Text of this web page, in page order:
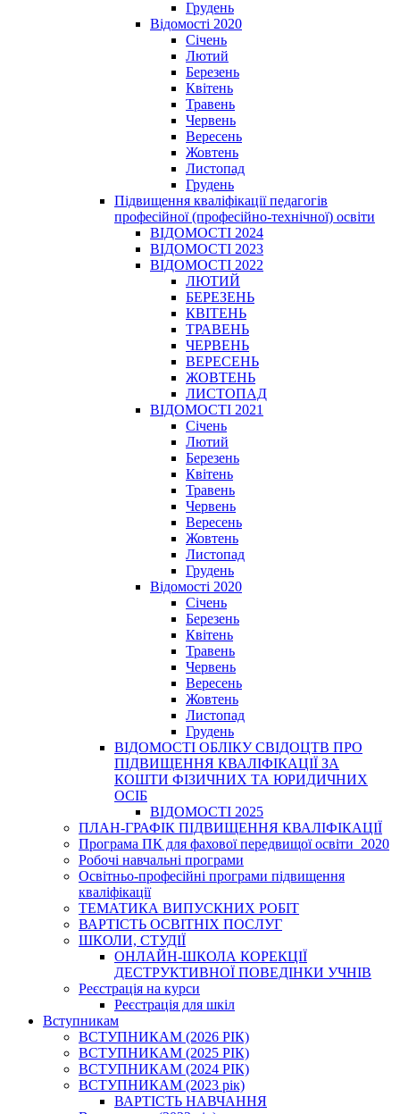
Грудень
Відомості 2020
Січень
Лютий
Березень
Квітень
Травень
Червень
Вересень
Жовтень
Листопад
Грудень
Підвищення кваліфікації педагогів
професійної (професійно-технічної) освіти
ВІДОМОСТІ 2024
ВІДОМОСТІ 2023
ВІДОМОСТІ 2022
ЛЮТИЙ
БЕРЕЗЕНЬ
КВІТЕНЬ
ТРАВЕНЬ
ЧЕРВЕНЬ
ВЕРЕСЕНЬ
ЖОВТЕНЬ
ЛИСТОПАД
ВІДОМОСТІ 2021
Січень
Лютий
Березень
Квітень
Травень
Червень
Вересень
Жовтень
Листопад
Грудень
Відомості 2020
Січень
Березень
Квітень
Травень
Червень
Вересень
Жовтень
Листопад
Грудень
ВІДОМОСТІ ОБЛІКУ СВІДОЦТВ ПРО
ПІДВИЩЕННЯ КВАЛІФІКАЦІЇ ЗА
КОШТИ ФІЗИЧНИХ ТА ЮРИДИЧНИХ
ОСІБ
ВІДОМОСТІ 2025
ПЛАН-ГРАФІК ПІДВИЩЕННЯ КВАЛІФІКАЦІЇ
Програма ПК для фахової передвищої освіти_2020
Робочі навчальні програми
Освітньо-професійні програми підвищення
кваліфікації
ТЕМАТИКА ВИПУСКНИХ РОБІТ
ВАРТІСТЬ ОСВІТНІХ ПОСЛУГ
ШКОЛИ, СТУДІЇ
ОНЛАЙН-ШКОЛА КОРЕКЦІЇ
ДЕСТРУКТИВНОЇ ПОВЕДІНКИ УЧНІВ
Реєстрація на курси
Реєстрація для шкіл
Вступникам
ВСТУПНИКАМ (2026 РІК)
ВСТУПНИКАМ (2025 РІК)
ВСТУПНИКАМ (2024 РІК)
ВСТУПНИКАМ (2023 рік)
ВАРТІСТЬ НАВЧАННЯ